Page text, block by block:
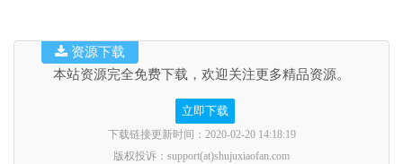
本站资源完全免费下载，欢迎关注更多精品资源。
立即下载
下载链接更新时间：2020-02-20 14:18:19
版权投诉：support(at)shujuxiaofan.com
资源下载